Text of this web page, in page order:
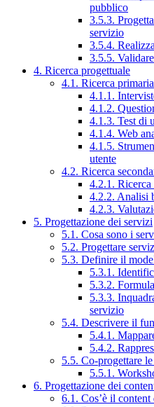
pubblico
3.5.3.
servizio
3.5.4.
3.5.5.
4. Ricerca progettuale
4.1. Ricerca primaria
4.1.1.
4.1.2.
4.1.3. Test di
4.1.4. Web
4.1.5.
utente
4.2. Ricerca
4.2.1. Ricerca
4.2.2. Analisi
4.2.3.
5. Progettazione dei servizi
5.1. Cosa sono i
5.2. Progettare
5.3. Definire il
5.3.1.
5.3.2.
5.3.3.
servizio
5.4. Descrivere il
5.4.1.
5.4.2.
5.5. Co-progettare
5.5.1.
6. Progettazione dei
6.1. Cos’è il content